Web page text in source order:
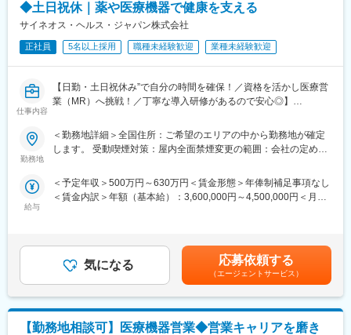
《丁寧な研修・支援体制で成長を応援！》
入社後は2カ月間の研修制度がありますので、未経験の方も安心し
てご応募ください！同期社員と一緒に集中的に研修を行い、その
また、配属後も一人ひとりの知識とスキルレベルを上げるために
様々な研修をご用意しています。
《あなたの想いを実現する豊富なキャリアプランとサポート体
制！》
社部門（マネージャー、研修部門など）へのキャリアチェンジ」
など幅広いキャリアプランがあります。また、弊社のマネージャ
将来のキャリアに関してサポートをしていきます。
《職種に関して》
■MRとは主に医師や薬剤師等へ、担当製品の情報提供を行いま
す。担当施設の患者様に応じた情報提供や、担当製品の処方後の
情報収集を行います。
◆土日祝休｜薬や医療機器で健康を支える
サイネオス・ヘルス・ジャパン株式会社
正社員 5名以上採用 職種未経験歓迎 業種未経験歓迎
仕事内容
【日勤・土日祝休み”で自分の時間を確保！／資格を活かし医療営
業（MR）へ挑戦！／丁寧な導入研修があるので安心◎】
《資格と想いがあれば活躍できる！》
「誰かのためになる仕事がしたい」「社会貢献につながる仕事を
ます。
これまでの経験を活かして新たなフィールドで活躍したい方を歓
■夜勤なし！日勤・土日祝休みで働き方改善・ワークライフバラン
スの両立が叶う！
■明確な評価制度あり！自身の成果や頑張りが客観的に評価され、
年収に反映されます。また、在籍年数が増えると永年勤続報奨金
や四半期一時金などの手当もアップします。つまり、やりがいや
努力がきちんと報われる報酬制度になっています。
勤務地
＜勤務地詳細＞全国住所：ご希望のエリアの中から勤務地が確定
します。 受動喫煙対策：屋内全面禁煙変更の範囲：会社の定める
給与
＜予定年収＞500万円～630万円＜賃金形態＞年俸制補足事項なし
＜賃金内訳＞年額（基本給）：3,600,000円～4,500,000円＜月額
四半期一時金：10万円（四半期に1回、10万円程度支給）※ただし
支給条件有。他、永続勤務報奨金（3年勤務5万円支給、5年勤務
10万円…）ございます。賃金はあくまでも目安の金額であり、選
考を通じて上下する可能性があります。月給(月額)は固定手当を含
めた表記です。
気になる 応募依頼する
（エージェントサービス）
【勤務地相談可】医療機器営業◆営業キャリアを磨き